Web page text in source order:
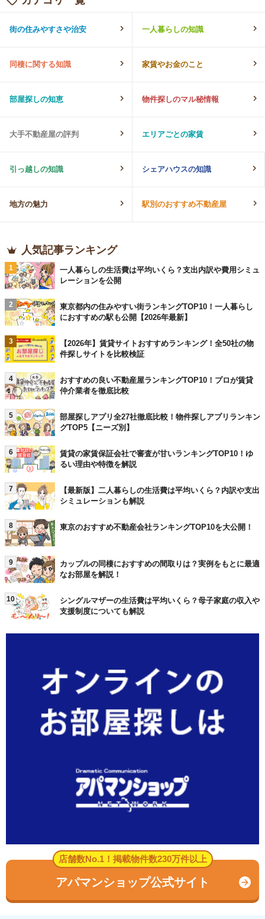
街の住みやすさや治安 一人暮らしの知識
同棲に関する知識 家賃やお金のこと
部屋探しの知恵 物件探しのマル秘情報
大手不動産屋の評判 エリアごとの家賃
引っ越しの知識 シェアハウスの知識
地方の魅力 駅別のおすすめ不動産屋
人気記事ランキング
1
一人暮らしの生活費は平均いくら？支出内訳や費用シミュ
レーションを公開
2
東京都内の住みやすい街ランキングTOP10！一人暮らし
におすすめの駅も公開【2026年最新】
3
【2026年】賃貸サイトおすすめランキング！全50社の物
件探しサイトを比較検証
4
おすすめの良い不動産屋ランキングTOP10！プロが賃貸
仲介業者を徹底比較
5
部屋探しアプリ全27社徹底比較！物件探しアプリランキン
グTOP5【ニーズ別】
6
賃貸の家賃保証会社で審査が甘いランキングTOP10！ゆ
るい理由や特徴を解説
7
【最新版】二人暮らしの生活費は平均いくら？内訳や支出
シミュレーションも解説
8 東京のおすすめ不動産会社ランキングTOP10を大公開！
9
カップルの同棲におすすめの間取りは？実例をもとに最適
なお部屋を解説！
10
シングルマザーの生活費は平均いくら？母子家庭の収入や
支援制度についても解説
店舗数No.1！掲載物件数230万件以上
アパマンショップ公式サイト